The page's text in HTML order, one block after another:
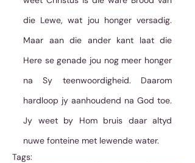
die Lewe, wat jou honger versadig.
Maar aan die ander kant laat die
Here se genade jou nog meer honger
na Sy teenwoordigheid. Daarom
hardloop jy aanhoudend na God toe.
Jy weet by Hom bruis daar altyd
nuwe fonteine met lewende water.
Tags: